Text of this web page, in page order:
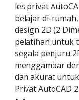
les privat
belajar di-
design 2D (2
pelatihan untuk
segala penjuru
menggambar
dan akurat
Privat AutoCAD